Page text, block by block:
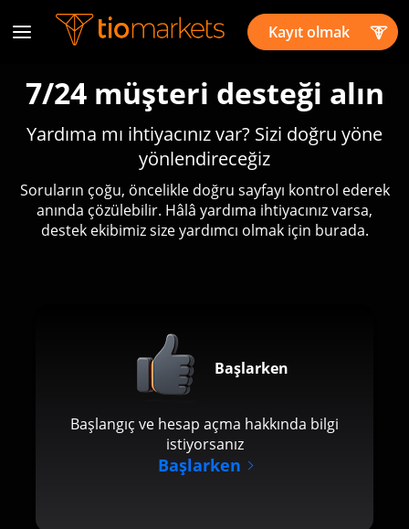
Kayıt olmak
7/24 müşteri desteği alın
Yardıma mı ihtiyacınız var? Sizi doğru yöne
yönlendireceğiz
Soruların çoğu, öncelikle doğru sayfayı kontrol ederek
anında çözülebilir. Hâlâ yardıma ihtiyacınız varsa,
destek ekibimiz size yardımcı olmak için burada.
Başlarken
Başlangıç ve hesap açma hakkında bilgi
istiyorsanız
Başlarken